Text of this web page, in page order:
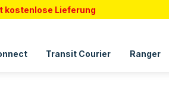
kostenlose Lieferung
Transit Courier Ranger